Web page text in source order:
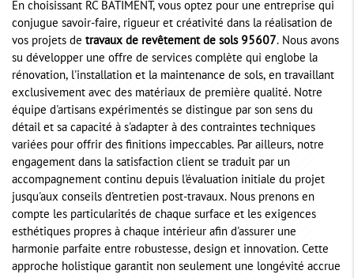
En choisissant RC BATIMENT, vous optez pour une entreprise qui
conjugue savoir-faire, rigueur et créativité dans la réalisation de
vos projets de travaux de revêtement de sols 95607. Nous avons
su développer une offre de services complète qui englobe la
rénovation, l'installation et la maintenance de sols, en travaillant
exclusivement avec des matériaux de première qualité. Notre
équipe d'artisans expérimentés se distingue par son sens du
détail et sa capacité à s'adapter à des contraintes techniques
variées pour offrir des finitions impeccables. Par ailleurs, notre
engagement dans la satisfaction client se traduit par un
accompagnement continu depuis l'évaluation initiale du projet
jusqu'aux conseils d'entretien post-travaux. Nous prenons en
compte les particularités de chaque surface et les exigences
esthétiques propres à chaque intérieur afin d'assurer une
harmonie parfaite entre robustesse, design et innovation. Cette
approche holistique garantit non seulement une longévité accrue